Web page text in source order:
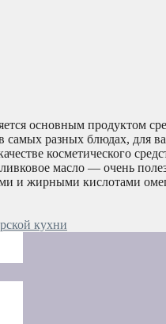
основным продуктом
самых разных блюдах, для
косметического
масло — очень
и жирными кислотами
кухни